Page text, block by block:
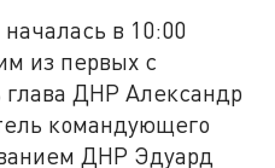
в 10:00
из первых с
ДНР Александр
командующего
ДНР Эдуард